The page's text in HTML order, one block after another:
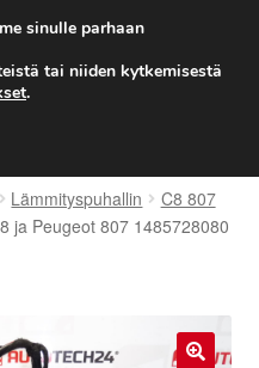
7 EUR
Lämmityspuhallin
C8 807
ja Peugeot 807 1485728080
sinulle parhaan
tai niiden kytkemisestä
.